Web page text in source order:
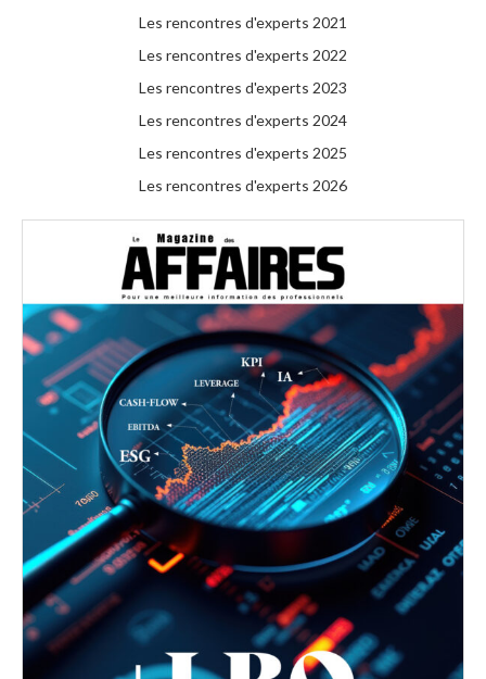
Les rencontres d'experts 2021
Les rencontres d'experts 2022
Les rencontres d'experts 2023
Les rencontres d'experts 2024
Les rencontres d'experts 2025
Les rencontres d'experts 2026